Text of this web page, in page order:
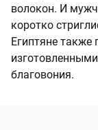
волокон. И
коротко
Египтяне также
благовония.